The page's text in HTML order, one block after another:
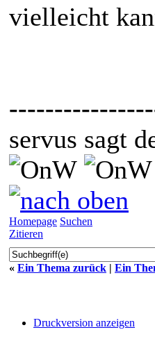
vielleicht
servus sagt
Homepage Suchen
Zitieren
« Ein Thema zurück | Ein
Druckversion anzeigen